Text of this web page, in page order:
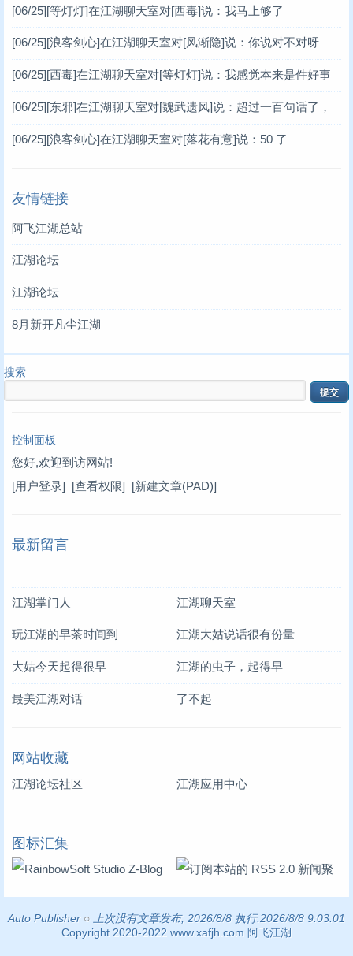
[06/25][等灯灯]在江湖聊天室对[西毒]说：我马上够了
[06/25][浪客剑心]在江湖聊天室对[风渐隐]说：你说对不对呀
[06/25][西毒]在江湖聊天室对[等灯灯]说：我感觉本来是件好事
[06/25][东邪]在江湖聊天室对[魏武遗风]说：超过一百句话了，
[06/25][浪客剑心]在江湖聊天室对[落花有意]说：50 了
友情链接
阿飞江湖总站
江湖论坛
江湖论坛
8月新开凡尘江湖
搜索
控制面板
您好,欢迎到访网站!
[用户登录] [查看权限] [新建文章(PAD)]
最新留言
江湖掌门人 江湖聊天室
玩江湖的早茶时间到 江湖大姑说话很有份量
大姑今天起得很早 江湖的虫子，起得早
最美江湖对话 了不起
网站收藏
江湖论坛社区 江湖应用中心
图标汇集
Auto Publisher ○
上次没有文章发布, 2026/8/8 执行.2026/8/8 9:03:01
Copyright 2020-2022 www.xafjh.com 阿飞江湖